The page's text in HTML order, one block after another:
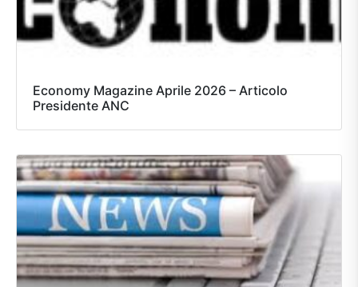
Economy Magazine Aprile 2026 – Articolo
Presidente ANC